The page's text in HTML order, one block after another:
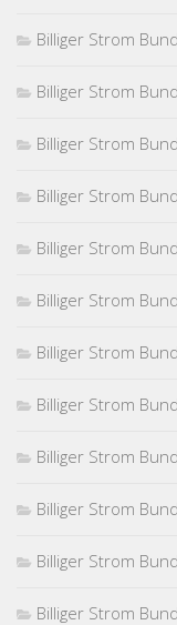
Billiger Strom
Billiger Strom
Billiger Strom
Billiger Strom
Billiger Strom
Billiger Strom
Billiger Strom
Billiger Strom
Billiger Strom
Billiger Strom
Billiger Strom
Billiger Strom